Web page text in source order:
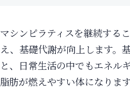
マシンピラティスを継続する
え、基礎代謝が向上します。
と、日常生活の中でもエネル
脂肪が燃えやすい体になります